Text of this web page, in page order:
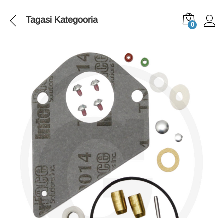
Tagasi Kategooria 0